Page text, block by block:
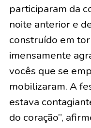
participaram da
noite anterior e
construído em
imensamente
vocês que se
mobilizaram. A
estava
do coração”,